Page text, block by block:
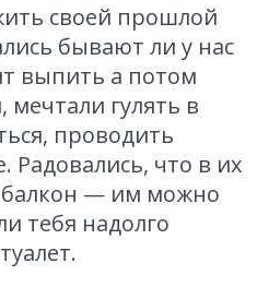
своей прошлой
бывают ли у нас
выпить а потом
мечтали гулять в
проводить
Радовались, что в их
балкон — им можно
тебя надолго